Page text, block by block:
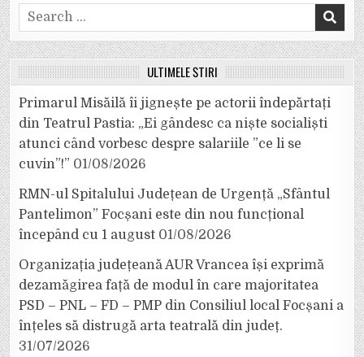
Search
for:
ULTIMELE ȘTIRI
Primarul Misăilă îi jignește pe actorii îndepărtați
din Teatrul Pastia: „Ei gândesc ca niște socialiști
atunci când vorbesc despre salariile ”ce li se
cuvin”!” 01/08/2026
RMN-ul Spitalului Județean de Urgență „Sfântul
Pantelimon” Focșani este din nou funcțional
începând cu 1 august 01/08/2026
Organizația județeană AUR Vrancea își exprimă
dezamăgirea față de modul în care majoritatea
PSD – PNL – FD – PMP din Consiliul local Focșani a
înțeles să distrugă arta teatrală din județ.
31/07/2026